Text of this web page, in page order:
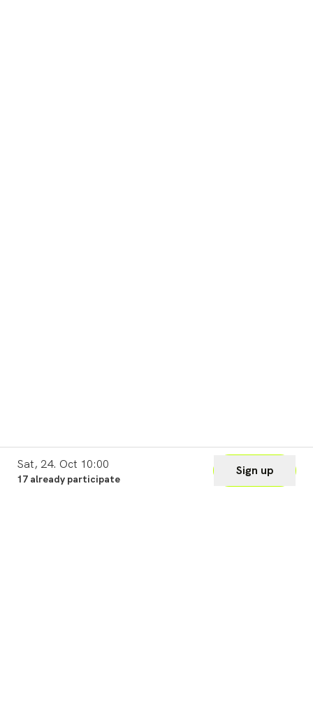
Sat, 24. Oct 10:00
17 already participate
Sign up